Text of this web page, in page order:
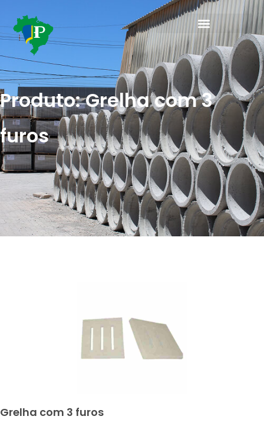
Produto: Grelha com 3
furos
Grelha com 3 furos